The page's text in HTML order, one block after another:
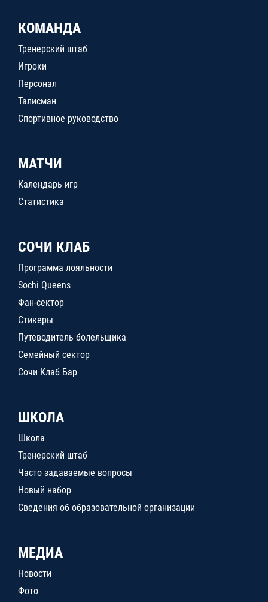
КОМАНДА
Тренерский штаб
Игроки
Персонал
Талисман
Спортивное руководство
МАТЧИ
Календарь игр
Статистика
СОЧИ КЛАБ
Программа лояльности
Sochi Queens
Фан-сектор
Стикеры
Путеводитель болельщика
Семейный сектор
Сочи Клаб Бар
ШКОЛА
Школа
Тренерский штаб
Часто задаваемые вопросы
Новый набор
Сведения об образовательной организации
МЕДИА
Новости
Фото